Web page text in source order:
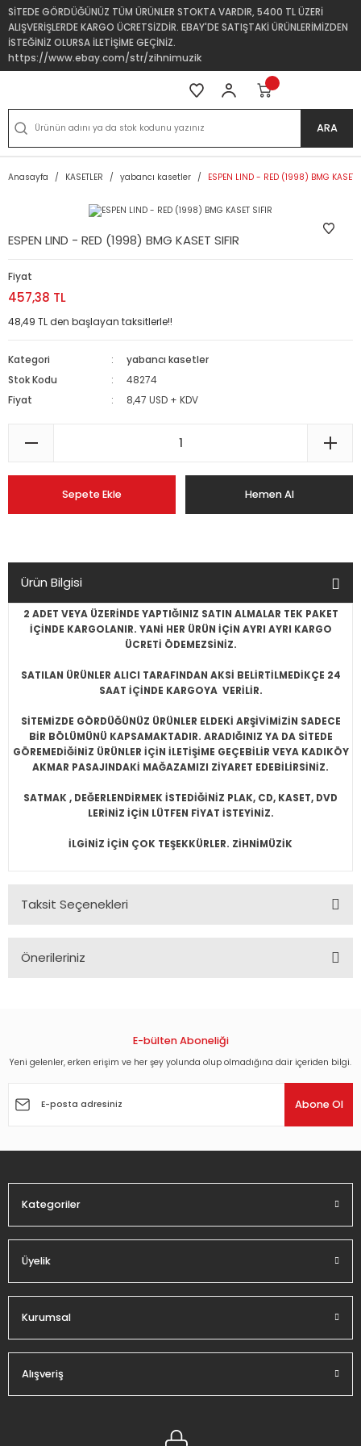
SİTEDE GÖRDÜĞÜNÜZ TÜM ÜRÜNLER STOKTA VARDIR, 5400 TL ÜZERİ
ALIŞVERİŞLERDE KARGO ÜCRETSİZDİR. EBAY'DE SATIŞTAKİ ÜRÜNLERİMİZDEN
İSTEĞİNİZ OLURSA İLETİŞİME GEÇİNİZ.
https://www.ebay.com/str/zihnimuzik
ARA
Anasayfa KASETLER yabancı kasetler ESPEN LIND - RED (1998) BMG KASET
ESPEN LIND - RED (1998) BMG KASET SIFIR
Fiyat
457,38 TL
48,49 TL den başlayan taksitlerle!!
Kategori
yabancı kasetler
Stok Kodu
48274
Fiyat
8,47 USD + KDV
Sepete Ekle Hemen Al
Ürün Bilgisi
2 ADET VEYA ÜZERİNDE YAPTIĞINIZ SATIN ALMALAR TEK PAKET
İÇİNDE KARGOLANIR. YANİ HER ÜRÜN İÇİN AYRI AYRI KARGO
ÜCRETİ ÖDEMEZSİNİZ.
SATILAN ÜRÜNLER ALICI TARAFINDAN AKSİ BELİRTİLMEDİKÇE 24
SAAT İÇİNDE KARGOYA VERİLİR.
SİTEMİZDE GÖRDÜĞÜNÜZ ÜRÜNLER ELDEKİ ARŞİVİMİZİN SADECE
BİR BÖLÜMÜNÜ KAPSAMAKTADIR. ARADIĞINIZ YA DA SİTEDE
GÖREMEDİĞİNİZ ÜRÜNLER İÇİN İLETİŞİME GEÇEBİLİR VEYA KADIKÖY
AKMAR PASAJINDAKİ MAĞAZAMIZI ZİYARET EDEBİLİRSİNİZ.
SATMAK , DEĞERLENDİRMEK İSTEDİĞİNİZ PLAK, CD, KASET, DVD
LERİNİZ İÇİN LÜTFEN FİYAT İSTEYİNİZ.
İLGİNİZ İÇİN ÇOK TEŞEKKÜRLER. ZİHNİMÜZİK
Taksit Seçenekleri
Önerileriniz
Görüş ve önerileriniz için teşekkür ederiz.
Ürün açıklamasında eksik bilgiler bulunuyor.
E-bülten Aboneliği
Yeni gelenler, erken erişim ve her şey yolunda olup olmadığına dair içeriden bilgi.
Abone Ol
Kategoriler
Üyelik
Kurumsal
Alışveriş